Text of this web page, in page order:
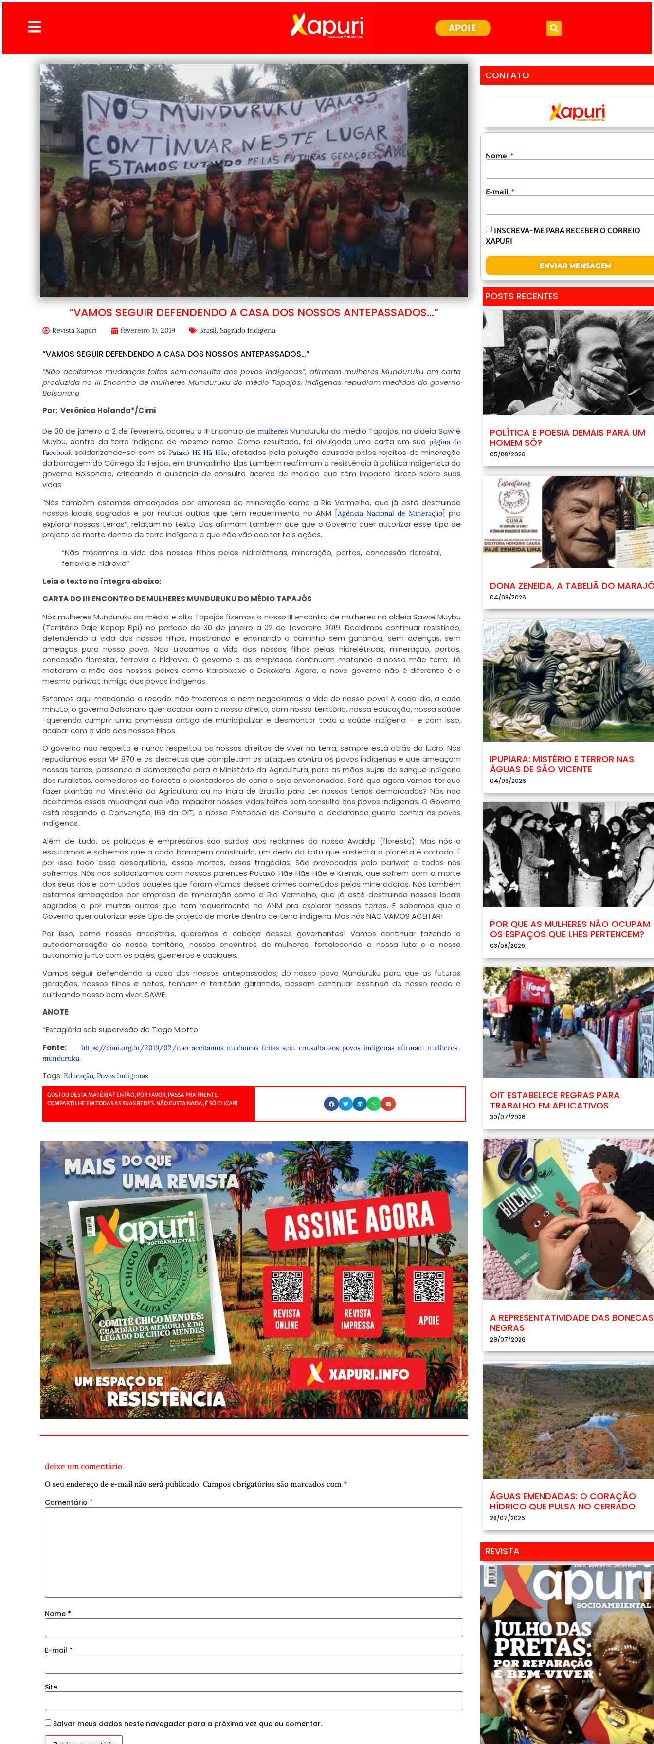
APOIE
“VAMOS SEGUIR DEFENDENDO A CASA DOS NOSSOS ANTEPASSADOS…”
Revista Xapuri fevereiro 17, 2019 Brasil, Sagrado Indígena
“VAMOS SEGUIR DEFENDENDO A CASA DOS NOSSOS ANTEPASSADOS…”
“Não aceitamos mudanças feitas sem consulta aos povos indígenas”, afirmam mulheres Munduruku em carta
produzida no III Encontro de mulheres Munduruku do médio Tapajós, indígenas repudiam medidas do governo
Bolsonaro
Por: Verônica Holanda*/Cimi
De 30 de janeiro a 2 de fevereiro, ocorreu o III Encontro demulheres Munduruku do médio Tapajós, na aldeia Sawré
Muybu, dentro da terra indígena de mesmo nome. Como resultado, foi divulgada uma carta em sua página do
Facebooksolidarizando-se com os Pataxó Hã Hã Hãe, afetados pela poluição causada pelos rejeitos de mineração
da barragem do Córrego do Feijão, em Brumadinho. Elas também reafirmam a resistência à política indigenista do
governo Bolsonaro, criticando a ausência de consulta acerca de medida que têm impacto direto sobre suas
vidas.
“Nós também estamos ameaçados por empresa de mineração como a Rio Vermelho, que já está destruindo
nossos locais sagrados e por muitas outras que tem requerimento no ANM [Agência Nacional de Mineração] pra
explorar nossas terras”, relatam no texto. Elas afirmam também que que o Governo quer autorizar esse tipo de
projeto de morte dentro de terra indígena e que não vão aceitar tais ações.
“Não trocamos a vida dos nossos filhos pelas hidrelétricas, mineração, portos, concessão florestal,
ferrovia e hidrovia”
Leia o texto na íntegra abaixo:
CARTA DO III ENCONTRO DE MULHERES MUNDURUKU DO MÉDIO TAPAJÓS
Nós mulheres Munduruku do médio e alto Tapajós fizemos o nosso III encontro de mulheres na aldeia Sawre Muybu
(Território Daje Kapap Eipi) no período de 30 de janeiro a 02 de fevereiro 2019. Decidimos continuar resistindo,
defendendo a vida dos nossos filhos, mostrando e ensinando o caminho sem ganância, sem doenças, sem
ameaças para nosso povo. Não trocamos a vida dos nossos filhos pelas hidrelétricas, mineração, portos,
concessão florestal, ferrovia e hidrovia. O governo e as empresas continuam matando a nossa mãe terra. Já
mataram a mãe dos nossos peixes como Karobixexe e Dekoka’a. Agora, o novo governo não é diferente é o
mesmo pariwat inimigo dos povos indígenas.
Estamos aqui mandando o recado: não trocamos e nem negociamos a vida do nosso povo! A cada dia, a cada
minuto, o governo Bolsonaro quer acabar com o nosso direito, com nosso território, nossa educação, nossa saúde
-querendo cumprir uma promessa antiga de municipalizar e desmontar toda a saúde indígena – e com isso,
acabar com a vida dos nossos filhos.
O governo não respeita e nunca respeitou os nossos direitos de viver na terra, sempre está atrás do lucro. Nós
repudiamos essa MP 870 e os decretos que completam os ataques contra os povos indígenas e que ameaçam
nossas terras, passando a demarcação para o Ministério da Agricultura, para as mãos sujas de sangue indígena
dos ruralistas, comedores de floresta e plantadores de cana e soja envenenadas. Será que agora vamos ter que
fazer plantão no Ministério da Agricultura ou no Incra de Brasília para ter nossas terras demarcadas? Nós não
aceitamos essas mudanças que vão impactar nossas vidas feitas sem consulta aos povos indígenas. O Governo
está rasgando a Convenção 169 da OIT, o nosso Protocolo de Consulta e declarando guerra contra os povos
indígenas.
Além de tudo, os políticos e empresários são surdos aos reclames da nossa Awaidip (floresta). Mas nós a
escutamos e sabemos que a cada barragem construída, um dedo do tatu que sustenta o planeta é cortado. É
por isso todo esse desequilíbrio, essas mortes, essas tragédias. São provocadas pelo pariwat e todos nós
sofremos. Nós nos solidarizamos com nossos parentes Pataxó Hãe Hãe Hãe e Krenak, que sofrem com a morte
dos seus rios e com todos aqueles que foram vítimas desses crimes cometidos pelas mineradoras. Nós também
estamos ameaçados por empresa de mineração como a Rio Vermelho, que já está destruindo nossos locais
sagrados e por muitas outras que tem requerimento no ANM pra explorar nossas terras. E sabemos que o
Governo quer autorizar esse tipo de projeto de morte dentro de terra indígena. Mas nós NÃO VAMOS ACEITAR!
Por isso, como nossos ancestrais, queremos a cabeça desses governantes! Vamos continuar fazendo a
autodemarcação do nosso território, nossos encontros de mulheres, fortalecendo a nossa luta e a nossa
autonomia junto com os pajés, guerreiros e caciques.
Vamos seguir defendendo a casa dos nossos antepassados, do nosso povo Munduruku para que as futuras
gerações, nossos filhos e netos, tenham o território garantido, possam continuar existindo do nosso modo e
cultivando nosso bem viver. SAWE.
ANOTE:
*Estagiária sob supervisão de Tiago Miotto
Fonte:https://cimi.org.br/2019/02/nao-aceitamos-mudancas-feitas-sem-consulta-aos-povos-indigenas-afirmam-mulheres-
munduruku
Tags: Educação, Povos Indígenas
GOSTOU DESTA MATÉRIA? ENTÃO, POR FAVOR, PASSA PRA FRENTE.
COMPARTILHE EM TODAS AS SUAS REDES. NÃO CUSTA NADA, É SÓ CLICAR!
deixe um comentário
O seu endereço de e-mail não será publicado. Campos obrigatórios são marcados com *
Comentário *
Nome *
E-mail *
Site
Salvar meus dados neste navegador para a próxima vez que eu comentar.
CONTATO
Nome
E-mail
INSCREVA-ME PARA RECEBER O CORREIO
XAPURI
ENVIAR MENSAGEM
POSTS RECENTES
POLÍTICA E POESIA DEMAIS PARA UM
HOMEM SÓ?
05/08/2026
DONA ZENEIDA, A TABELIÃ DO
04/08/2026
IPUPIARA: MISTÉRIO E TERROR NAS
ÁGUAS DE SÃO VICENTE
04/08/2026
POR QUE AS MULHERES NÃO OCUPAM
OS ESPAÇOS QUE LHES PERTENCEM?
03/08/2026
OIT ESTABELECE REGRAS PARA
TRABALHO EM APLICATIVOS
30/07/2026
A REPRESENTATIVIDADE DAS BONECAS
NEGRAS
29/07/2026
ÁGUAS EMENDADAS: O CORAÇÃO
HÍDRICO QUE PULSA NO CERRADO
28/07/2026
REVISTA